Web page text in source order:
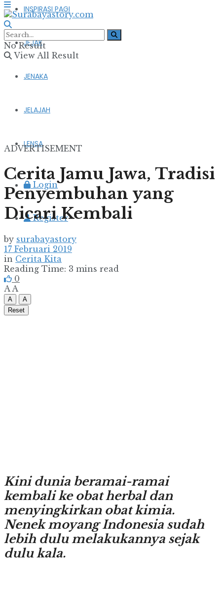
INSPIRASI PAGI
JEJAK
JENAKA
JELAJAH
LENSA
Login
Register
No Result
View All Result
ADVERTISEMENT
Cerita Jamu Jawa, Tradisi
Penyembuhan yang
Dicari Kembali
by surabayastory
17 Februari 2019
in Cerita Kita
Reading Time: 3 mins read
0
A A
A
A
Reset
Kini dunia beramai-ramai
kembali ke obat herbal dan
menyingkirkan obat kimia.
Nenek moyang Indonesia sudah
lebih dulu melakukannya sejak
dulu kala.